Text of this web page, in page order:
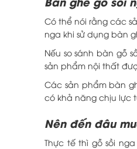
Có thể nói rằng các
nga khi sử dụng bàn
Nếu so sánh bàn gỗ
sản phẩm nội thất
Các sản phẩm bàn
có khả năng chịu lực
Nên đến đâu
Thực tế thì gỗ sồi